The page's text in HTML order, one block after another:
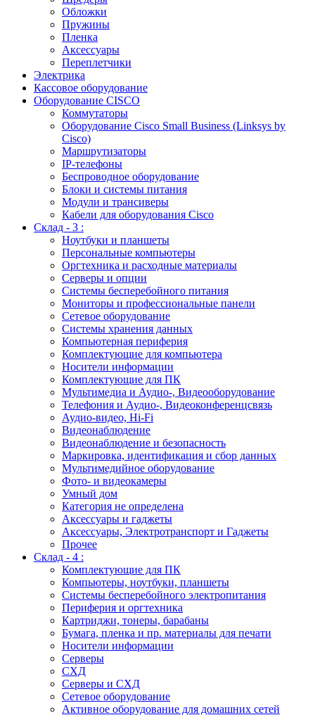
Обложки
Пружины
Пленка
Аксессуары
Переплетчики
Электрика
Кассовое оборудование
Оборудование CISCO
Коммутаторы
Оборудование Cisco Small Business (Linksys by
Cisco)
Маршрутизаторы
IP-телефоны
Беспроводное оборудование
Блоки и системы питания
Модули и трансиверы
Кабели для оборудования Cisco
Склад - 3 :
Ноутбуки и планшеты
Персональные компьютеры
Оргтехника и расходные материалы
Серверы и опции
Системы бесперебойного питания
Мониторы и профессиональные панели
Сетевое оборудование
Системы хранения данных
Компьютерная периферия
Комплектующие для компьютера
Носители информации
Комплектующие для ПК
Мультимедиа и Аудио-, Видеооборудование
Телефония и Аудио-, Видеоконференцсвязь
Аудио-видео, Hi-Fi
Видеонаблюдение
Видеонаблюдение и безопасность
Маркировка, идентификация и сбор данных
Мультимедийное оборудование
Фото- и видеокамеры
Умный дом
Категория не определена
Аксессуары и гаджеты
Аксессуары, Электротранспорт и Гаджеты
Прочее
Склад - 4 :
Комплектующие для ПК
Компьютеры, ноутбуки, планшеты
Системы бесперебойного электропитания
Периферия и оргтехника
Картриджи, тонеры, барабаны
Бумага, пленка и пр. материалы для печати
Носители информации
Серверы
СХД
Серверы и СХД
Сетевое оборудование
Активное оборудование для домашних сетей